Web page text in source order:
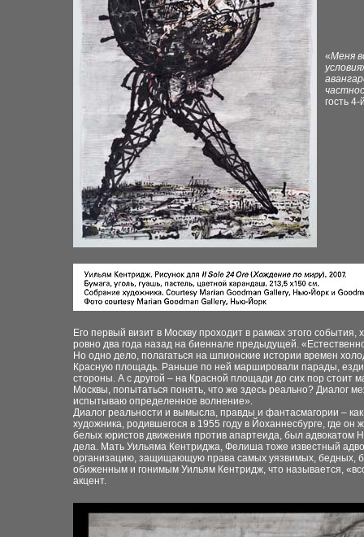
«Меня
гость
Его первый визит в Москву проходит в рамках этого
ровно два года назад на биеннале предыдущей.
Но одно дело, полагаться на шпионские истории времен
Красную площадь. Раньше по ней маршировали парады,
стороны. А с другой – на Красной площади до сих пор
Москвы, попытаться понять, что же здесь реально? Диалог
испытываю определенное волнение».
Диалог реальности и вымысла, правды и фантасмагории –
художника, родившегося в 1955 году в Йоханнесбурге, где
белых юристов движения против апартеида, был
дела. Мать Уильяма Кентриджа, Фелиша тоже известный
организацию, защищающую права самых уязвимых, бедных,
обиженным и гонимым Уильям Кентридж, что называется,
акцент.